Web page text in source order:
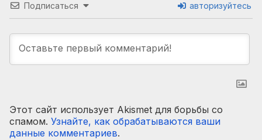
Подписаться авторизуйтесь
Этот сайт использует Akismet для борьбы со
спамом. Узнайте, как обрабатываются ваши
данные комментариев.